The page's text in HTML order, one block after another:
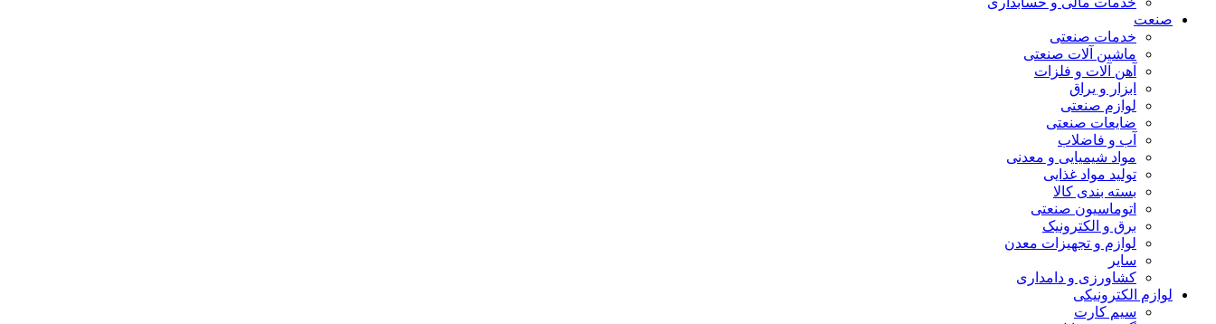
صنعت
خدمات صنعتی
ماشین آلات صنعتی
آهن آلات و فلزات
ابزار و یراق
لوازم صنعتی
ضایعات صنعتی
آب و فاضلاب
مواد شیمیایی و معدنی
تولید مواد غذایی
بسته بندی کالا
اتوماسیون صنعتی
برق و الکترونیک
لوازم و تجهیزات معدن
سایر
کشاورزی و دامداری
لوازم الکترونیکی
سیم کارت